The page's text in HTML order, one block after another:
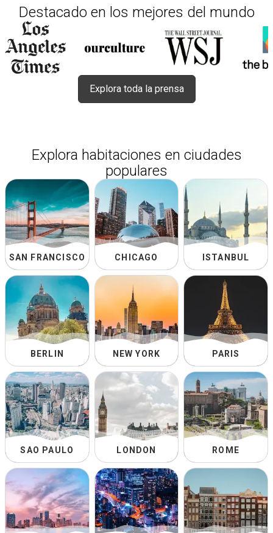
Destacado en los mejores del mundo
Explora toda la prensa
Explora habitaciones en ciudades
populares
SAN FRANCISCO CHICAGO ISTANBUL
BERLIN NEW YORK PARIS
SAO PAULO LONDON ROME